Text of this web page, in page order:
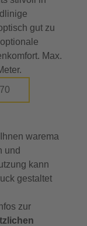
gut zu
Max.
warema
und
kann
gestaltet
zur